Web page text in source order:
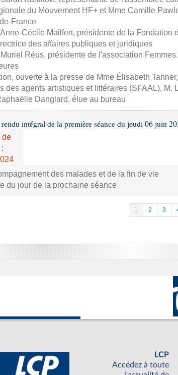
du Mouvement HF+ et Mme Camille
France
Anne-Cécile Mailfert, présidente de la Fondation
des affaires publiques et juridiques
Muriel Réus, présidente de l'association Femmes
ouverte à la presse de Mme Élisabeth
des agents artistiques et littéraires (SFAAL), M.
Danglard, élue au bureau
intégral de la première séance du jeudi 06 juin
de
des malades et de la fin de vie
du jour de la prochaine séance
1 2 3
LCP
Accédez à toute